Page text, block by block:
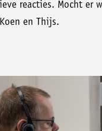
reacties. Mocht er
en Thijs.